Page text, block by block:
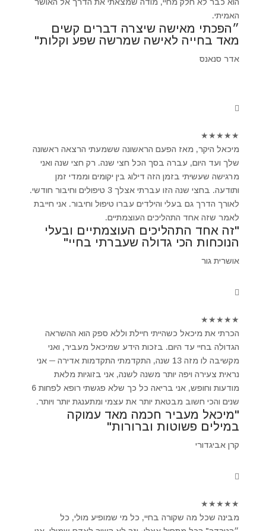
האמיתי.
״הפכתי מאישה שיצרה דברים קשים
מאד בחייה לאישה שמרשה שפע וקלות"
אדר סנאנס
★
★
★
★
★
מיכאל היקר, מאז הפעם הראשונה ששמעתי הרצאה ראשונה
שלך ועד היום, עברה בסך הכל חצי שנה. רק חצי שנה ואני
מרגישה שעשיתי בזמן הזה דילוג בין יקומים וממדי זמן
ותודעה. בחצי שנה הזו עברתי אצלך 3 טיפולים וחיבור חודשי.
לאורך הדרך גם בעלי והילדים עברו טיפול וחיבור. אני חייבת
לאמר שזה אחד התהליכים העוצמתיים.
"זה אחד התהליכים העוצמתיים ובעלי
הנוכחות הכי גדולה שעברתי בחיי"
אושרית גור
★
★
★
★
★
הכרתי את מיכאל כשהייתי חיילת וללא ספק הוא ההשראה
הגדולה בחיי עד היום. בזכות הידע שמיכאל מעביר, ואני
מקשיבה לו מזה 13 שנה, התקדמתי התקדמות אדירה ─ אני
נראית צעירה ויפה יותר משנה לשנה, אני בזוגיות מלאת
מודעות וחופש, אני בריאה כל כך שלא פגשתי רופא לפחות 6
שנים והכי חשוב מבטאת יותר את עצמי ומתענגת יותר ויותר.
"מיכאל מעביר חכמה מאד עמוקה
במילים פשוטות וברורות"
קרן אביגדורי
★
★
★
★
★
מבינה שכל מה שקורה בחיי, כל מי שמופיע מולי, כל